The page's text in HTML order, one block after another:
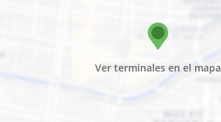
Ver terminales en el mapa